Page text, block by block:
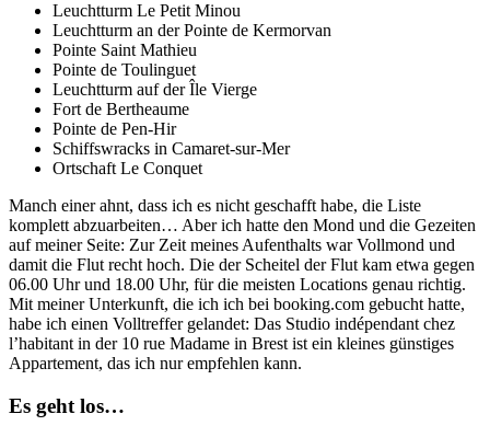
Leuchtturm Le Petit Minou
Leuchtturm an der Pointe de Kermorvan
Pointe Saint Mathieu
Pointe de Toulinguet
Leuchtturm auf der Île Vierge
Fort de Bertheaume
Pointe de Pen-Hir
Schiffswracks in Camaret-sur-Mer
Ortschaft Le Conquet
Manch einer ahnt, dass ich es nicht geschafft habe, die Liste
komplett abzuarbeiten… Aber ich hatte den Mond und die Gezeiten
auf meiner Seite: Zur Zeit meines Aufenthalts war Vollmond und
damit die Flut recht hoch. Die der Scheitel der Flut kam etwa gegen
06.00 Uhr und 18.00 Uhr, für die meisten Locations genau richtig.
Mit meiner Unterkunft, die ich ich bei booking.com gebucht hatte,
habe ich einen Volltreffer gelandet: Das Studio indépendant chez
l’habitant in der 10 rue Madame in Brest ist ein kleines günstiges
Appartement, das ich nur empfehlen kann.
Es geht los…